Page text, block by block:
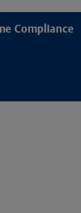
Compliance